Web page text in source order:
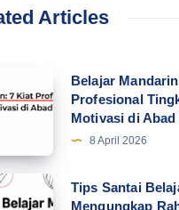
Articles
Belajar
Profesional
Motivasi di Abad
8 April 2026
Tips Santai
Mengungkap